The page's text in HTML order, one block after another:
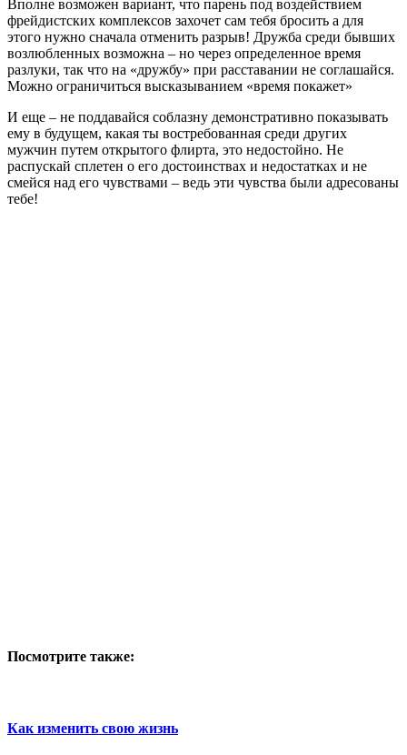
Вполне возможен вариант, что парень под воздействием
фрейдистских комплексов захочет сам тебя бросить а для
этого нужно сначала отменить разрыв! Дружба среди бывших
возлюбленных возможна – но через определенное время
разлуки, так что на «дружбу» при расставании не соглашайся.
Можно ограничиться высказыванием «время покажет»
И еще – не поддавайся соблазну демонстративно показывать
ему в будущем, какая ты востребованная среди других
мужчин путем открытого флирта, это недостойно. Не
распускай сплетен о его достоинствах и недостатках и не
смейся над его чувствами – ведь эти чувства были адресованы
тебе!
Посмотрите также:
Как изменить свою жизнь